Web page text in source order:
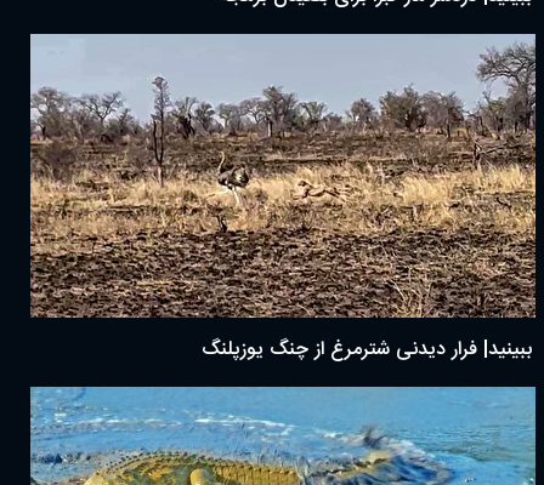
ببینید| فرار دیدنی شترمرغ از چنگ یوزپلنگ